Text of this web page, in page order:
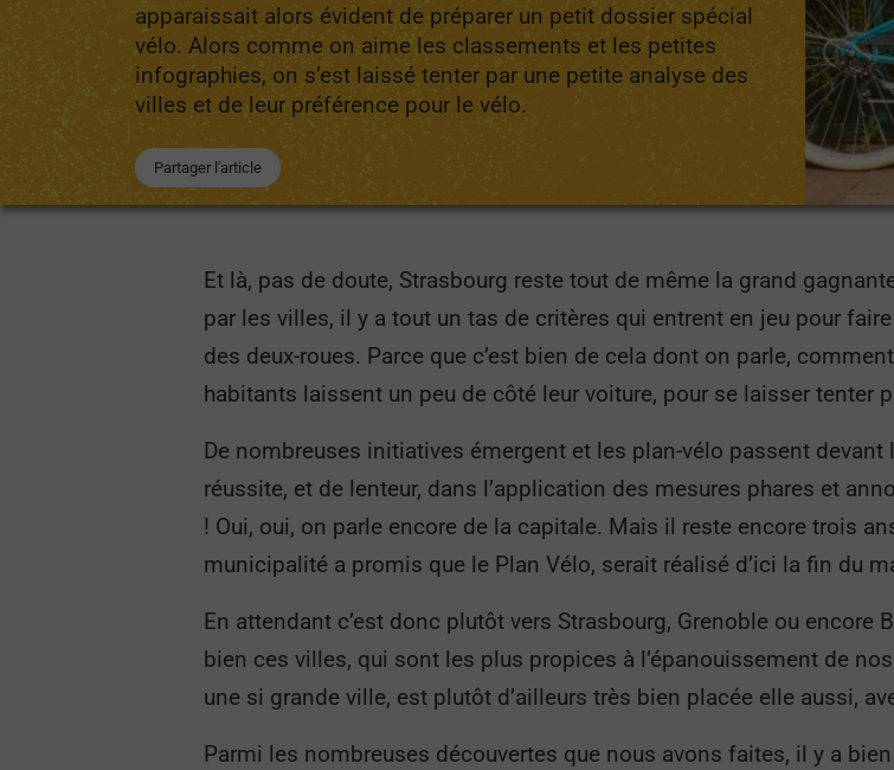
apparaissait alors évident de préparer un petit dossier spécial
vélo. Alors comme on aime les classements et les petites
infographies, on s’est laissé tenter par une petite analyse des
villes et de leur préférence pour le vélo.
Partager l'article
Et là, pas de doute, Strasbourg reste tout de même la grand
par les villes, il y a tout un tas de critères qui entrent en jeu pour
des deux-roues. Parce que c’est bien de cela dont on parle,
habitants laissent un peu de côté leur voiture, pour se laisser tenter
De nombreuses initiatives émergent et les plan-vélo passent
réussite, et de lenteur, dans l’application des mesures phares et
! Oui, oui, on parle encore de la capitale. Mais il reste encore trois
municipalité a promis que le Plan Vélo, serait réalisé d’ici la fin du
En attendant c’est donc plutôt vers Strasbourg, Grenoble ou encore
bien ces villes, qui sont les plus propices à l’épanouissement de
une si grande ville, est plutôt d’ailleurs très bien placée elle aussi,
Parmi les nombreuses découvertes que nous avons faites, il y a